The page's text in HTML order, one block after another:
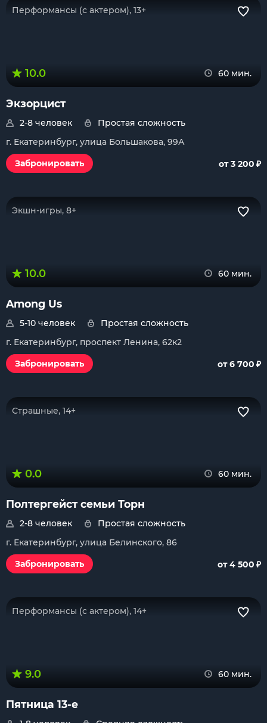
Перформансы (с актером), 13+
10.0 60 мин.
Экзорцист
2-8 человек
Простая сложность
г. Екатеринбург, улица Большакова, 99А
Забронировать
от 3 200 ₽
Экшн-игры, 8+
10.0 60 мин.
Among Us
5-10 человек
Простая сложность
г. Екатеринбург, проспект Ленина, 62к2
Забронировать
от 6 700 ₽
Страшные, 14+
0.0 60 мин.
Полтергейст семьи Торн
2-8 человек
Простая сложность
г. Екатеринбург, улица Белинского, 86
Забронировать
от 4 500 ₽
Перформансы (с актером), 14+
9.0 60 мин.
Пятница 13-е